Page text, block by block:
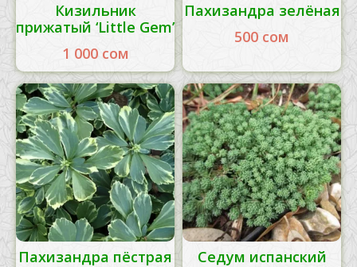
Кизильник
прижатый ‘Little Gem’
1 000 сом
Пахизандра зелёная
500 сом
Пахизандра пёстрая
Седум испанский